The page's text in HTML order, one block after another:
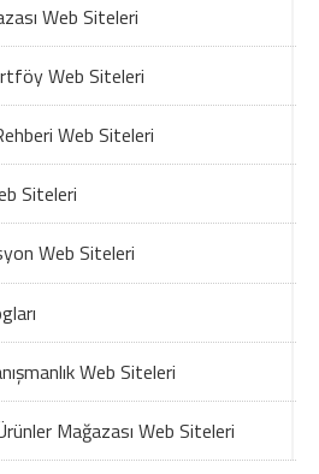
Web Siteleri
Web Siteleri
Web Siteleri
Siteleri
Web Siteleri
Web Siteleri
Mağazası Web Siteleri